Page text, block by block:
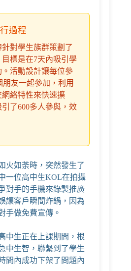
過程
對學生族群策劃了
標是在7天內吸引學
活動設計讓每位參
友一起參加，利用
絡特性來快速擴
了600多人參與，效
火如荼時，突然發生了
一位高中生KOL在拍攝
對手的手機來錄製推廣
讓客戶瞬間炸鍋，因為
手做免費宣傳。
中生正在上課期間，根
中生智，聯繫到了學生
間內成功下架了問題內